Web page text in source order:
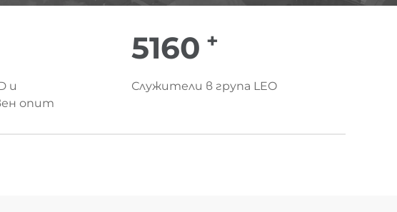
и
опит
6000
Служители в група LEO